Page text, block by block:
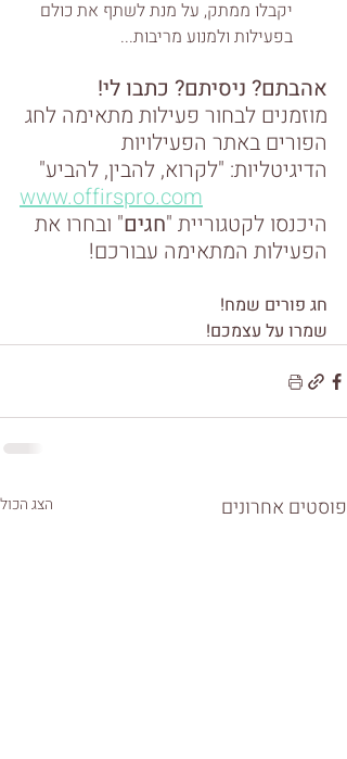
יקבלו ממתק, על מנת לשתף את כולם
בפעילות ולמנוע מריבות...
אהבתם? ניסיתם? כתבו לי!
מוזמנים לבחור פעילות מתאימה לחג
הפורים באתר הפעילויות
הדיגיטליות: "לקרוא, להבין, להביע"
www.offirspro.com
היכנסו לקטגוריית "חגים" ובחרו את
הפעילות המתאימה עבורכם!
חג פורים שמח!
שמרו על עצמכם!
פוסטים אחרונים הצג הכול